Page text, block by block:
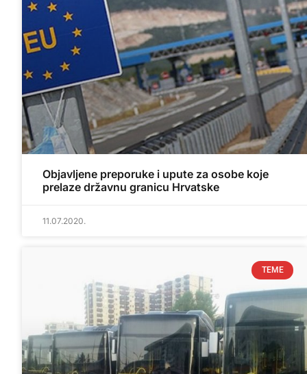
Objavljene preporuke i upute za osobe koje
prelaze državnu granicu Hrvatske
11.07.2020.
TEME